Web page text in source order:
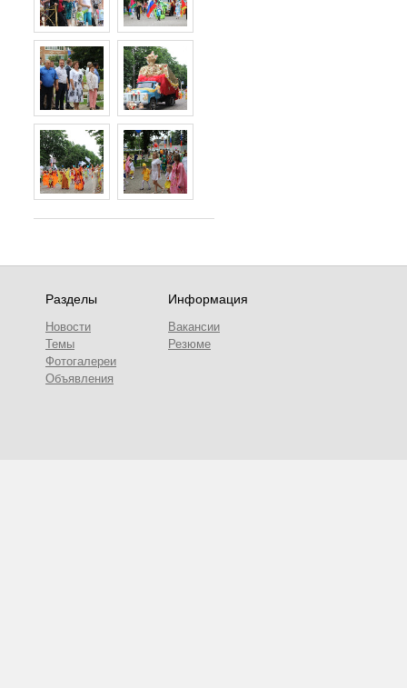
Разделы
Новости
Темы
Фотогалереи
Объявления
Информация
Вакансии
Резюме